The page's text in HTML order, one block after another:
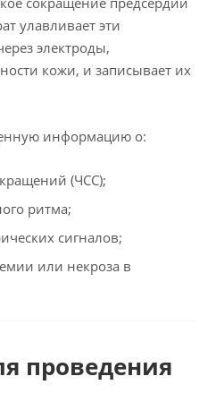
улавливает эти
электроды,
кожи, и записывает их
информацию о:
(ЧСС);
ритма;
сигналов;
или некроза в
проведения